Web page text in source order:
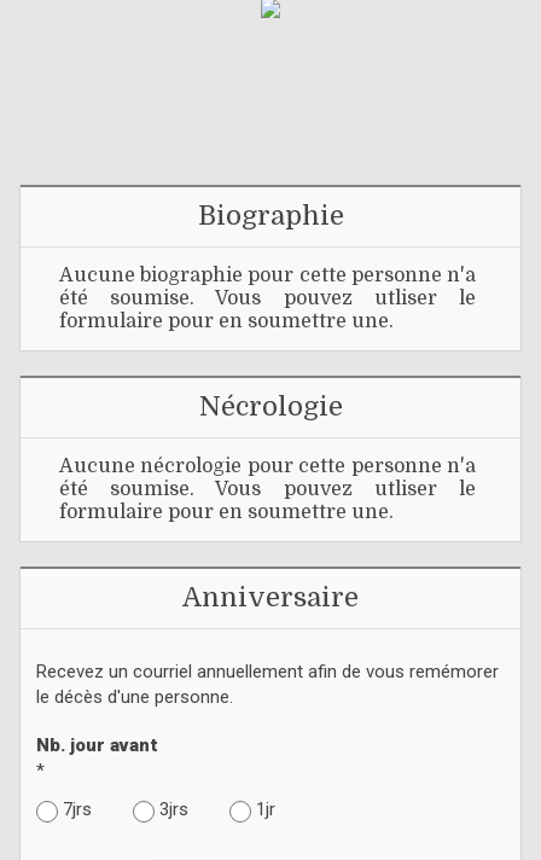
Biographie
Aucune biographie pour cette personne n'a
été soumise. Vous pouvez utliser le
formulaire pour en soumettre une.
Nécrologie
Aucune nécrologie pour cette personne n'a
été soumise. Vous pouvez utliser le
formulaire pour en soumettre une.
Anniversaire
Recevez un courriel annuellement afin de vous remémorer
le décès d'une personne.
Nb. jour avant
*
7jrs
3jrs 1jr